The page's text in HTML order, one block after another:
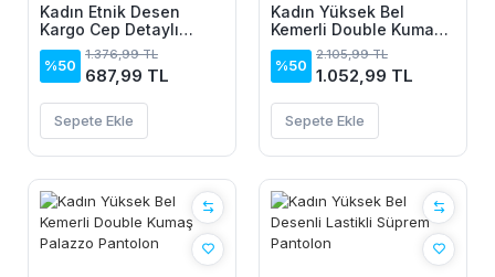
Kadın Etnik Desen
Kargo Cep Detaylı
Süprem Pantolon
%50
1.376,99 TL
687,99 TL
Sepete Ekle
Kadın Yüksek Bel
Kemerli Double Kumaş
Palazzo Pantolon
%50
2.105,99 TL
1.052,99 TL
Sepete Ekle